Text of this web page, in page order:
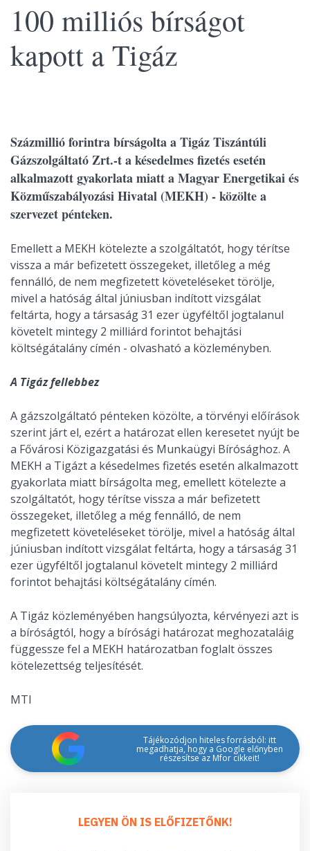
100 milliós bírságot
kapott a Tigáz
Százmillió forintra bírságolta a Tigáz Tiszántúli
Gázszolgáltató Zrt.-t a késedelmes fizetés esetén
alkalmazott gyakorlata miatt a Magyar Energetikai és
Közműszabályozási Hivatal (MEKH) - közölte a
szervezet pénteken.
Emellett a MEKH kötelezte a szolgáltatót, hogy térítse
vissza a már befizetett összegeket, illetőleg a még
fennálló, de nem megfizetett követeléseket törölje,
mivel a hatóság által júniusban indított vizsgálat
feltárta, hogy a társaság 31 ezer ügyféltől jogtalanul
követelt mintegy 2 milliárd forintot behajtási
költségátalány címén - olvasható a közleményben.
A Tigáz fellebbez
A gázszolgáltató pénteken közölte, a törvényi előírások
szerint járt el, ezért a határozat ellen keresetet nyújt be
a Fővárosi Közigazgatási és Munkaügyi Bírósághoz. A
MEKH a Tigázt a késedelmes fizetés esetén alkalmazott
gyakorlata miatt bírságolta meg, emellett kötelezte a
szolgáltatót, hogy térítse vissza a már befizetett
összegeket, illetőleg a még fennálló, de nem
megfizetett követeléseket törölje, mivel a hatóság által
júniusban indított vizsgálat feltárta, hogy a társaság 31
ezer ügyféltől jogtalanul követelt mintegy 2 milliárd
forintot behajtási költségátalány címén.
A Tigáz közleményében hangsúlyozta, kérvényezi azt is
a bíróságtól, hogy a bírósági határozat meghozataláig
függessze fel a MEKH határozatban foglalt összes
kötelezettség teljesítését.
MTI
Tájékozódjon hiteles forrásból: itt
megadhatja, hogy a Google előnyben
részesítse az Mfor cikkeit!
LEGYEN ÖN IS ELŐFIZETŐNK!